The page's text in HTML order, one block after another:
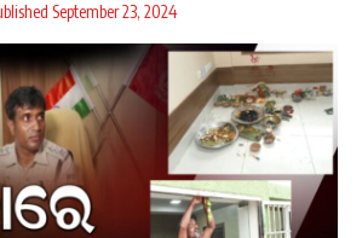
September 23, 2024